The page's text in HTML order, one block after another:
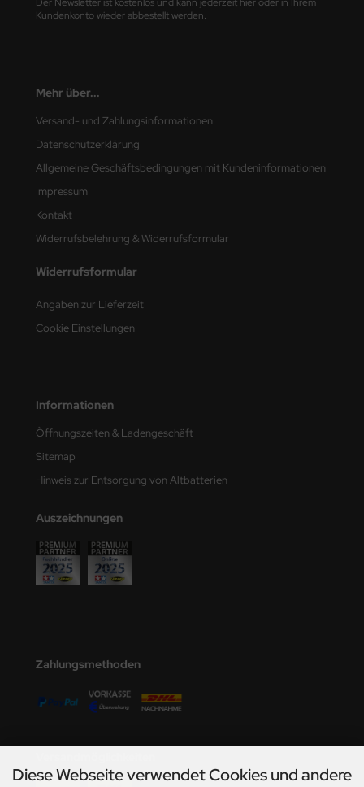
Kundenkonto wieder abbestellt werden.
Mehr über...
Versand- und Zahlungsinformationen
Datenschutzerklärung
Allgemeine Geschäftsbedingungen mit Kundeninformationen
Impressum
Kontakt
Widerrufsbelehrung & Widerrufsformular
Widerrufsformular
Angaben zur Lieferzeit
Cookie Einstellungen
Informationen
Öffnungszeiten & Ladengeschäft
Sitemap
Hinweis zur Entsorgung von Altbatterien
Auszeichnungen
Zahlungsmethoden
Diese Webseite verwendet Cookies und andere
Model
Models